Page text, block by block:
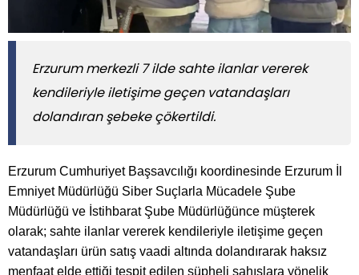
​​​​​​​Erzurum merkezli 7 ilde sahte ilanlar vererek
kendileriyle iletişime geçen vatandaşları
dolandıran şebeke çökertildi.
Erzurum Cumhuriyet Başsavcılığı koordinesinde Erzurum İl
Emniyet Müdürlüğü Siber Suçlarla Mücadele Şube
Müdürlüğü ve İstihbarat Şube Müdürlüğünce müşterek
olarak; sahte ilanlar vererek kendileriyle iletişime geçen
vatandaşları ürün satış vaadi altında dolandırarak haksız
menfaat elde ettiği tespit edilen şüpheli şahıslara yönelik